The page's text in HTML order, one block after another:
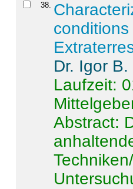
38.
Dr. Igor
Laufzeit:
Abstract: